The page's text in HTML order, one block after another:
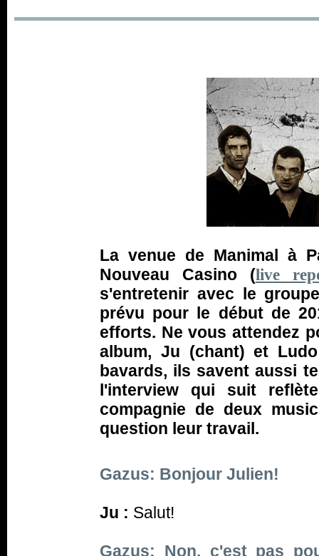
La venue de Manimal à
Nouveau Casino (live
s'entretenir avec le
prévu pour le début de
efforts. Ne vous attendez
album, Ju (chant) et
bavards, ils savent aussi
l'interview qui suit
compagnie de deux
question leur travail.
Gazus: Bonjour Julien!
Ju : Salut!
Gazus: Non, c'est pas